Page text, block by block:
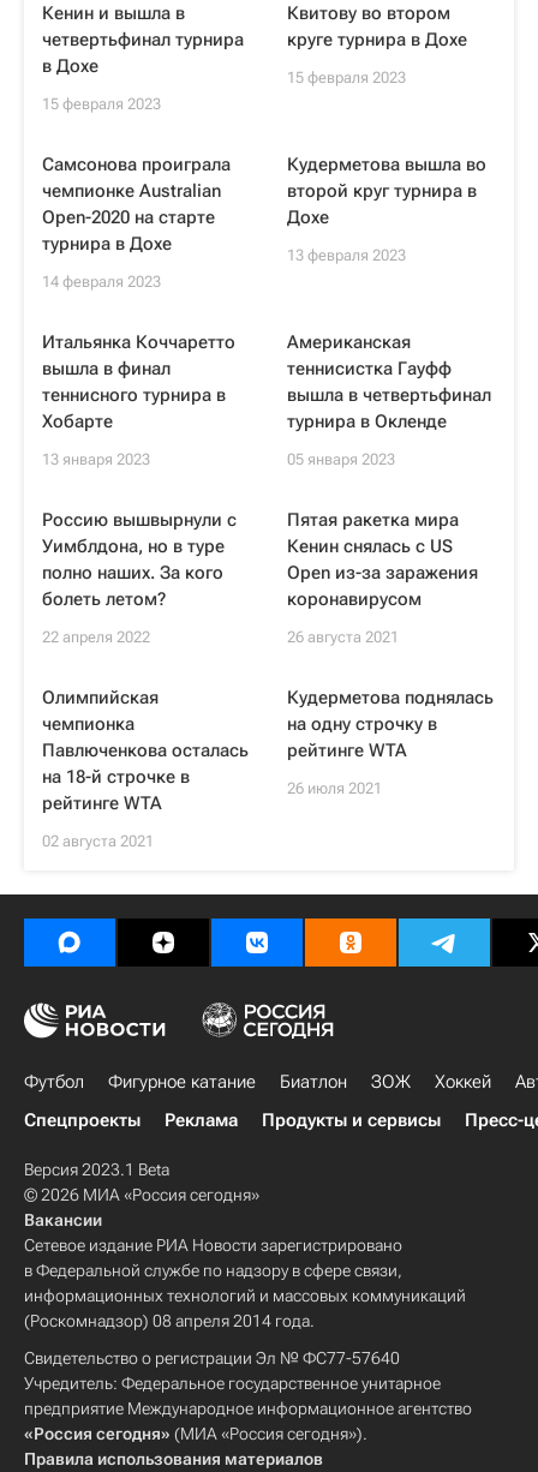
Кенин и вышла в
четвертьфинал турнира
в Дохе
15 февраля 2023
Квитову во втором
круге турнира в Дохе
15 февраля 2023
Самсонова проиграла
чемпионке Australian
Open-2020 на старте
турнира в Дохе
14 февраля 2023
Кудерметова вышла во
второй круг турнира в
Дохе
13 февраля 2023
Итальянка Коччаретто
вышла в финал
теннисного турнира в
Хобарте
13 января 2023
Американская
теннисистка Гауфф
вышла в четвертьфинал
турнира в Окленде
05 января 2023
Россию вышвырнули с
Уимблдона, но в туре
полно наших. За кого
болеть летом?
22 апреля 2022
Пятая ракетка мира
Кенин снялась с US
Open из-за заражения
коронавирусом
26 августа 2021
Олимпийская
чемпионка
Павлюченкова осталась
на 18-й строчке в
рейтинге WTA
02 августа 2021
Кудерметова поднялась
на одну строчку в
рейтинге WTA
26 июля 2021
Футбол Фигурное катание Биатлон ЗОЖ Хоккей
Спецпроекты
Реклама Продукты и сервисы Пресс-
Версия 2023.1 Beta
© 2026 МИА «Россия сегодня»
Вакансии
Сетевое издание РИА Новости зарегистрировано
в Федеральной службе по надзору в сфере связи,
информационных технологий и массовых коммуникаций
(Роскомнадзор) 08 апреля 2014 года.
Свидетельство о регистрации Эл № ФС77-57640
Учредитель: Федеральное государственное унитарное
предприятие Международное информационное агентство
«Россия сегодня» (МИА «Россия сегодня»).
Правила использования материалов